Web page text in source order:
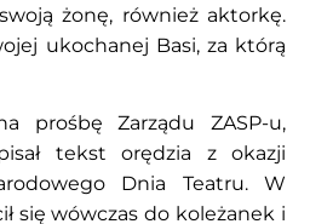
żonę, również aktorkę.
ukochanej Basi, za którą
prośbę Zarządu ZASP-u,
tekst orędzia z okazji
Dnia Teatru. W
się wówczas do koleżanek i